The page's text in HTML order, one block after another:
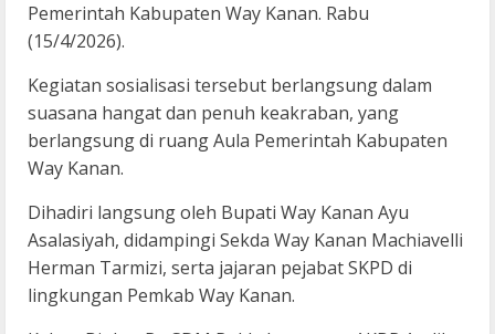
Pemerintah Kabupaten Way Kanan. Rabu
(15/4/2026).
Kegiatan sosialisasi tersebut berlangsung dalam
suasana hangat dan penuh keakraban, yang
berlangsung di ruang Aula Pemerintah Kabupaten
Way Kanan.
Dihadiri langsung oleh Bupati Way Kanan Ayu
Asalasiyah, didampingi Sekda Way Kanan Machiavelli
Herman Tarmizi, serta jajaran pejabat SKPD di
lingkungan Pemkab Way Kanan.